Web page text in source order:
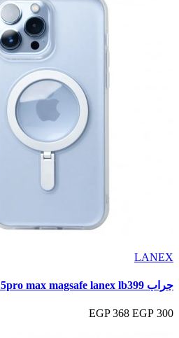
LANEX
جراب iphone 15pro max magsafe lanex lb399 ظهرشفاف
300 EGP
368 EGP